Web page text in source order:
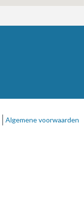
Algemene voorwaarden